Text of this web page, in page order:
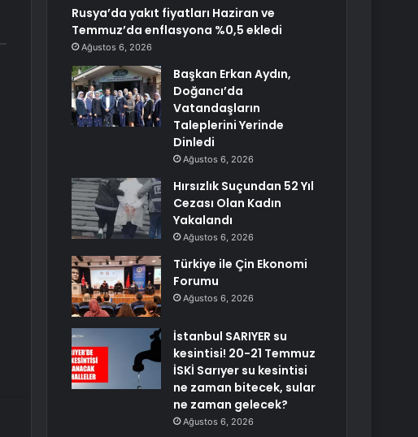
Rusya’da yakıt fiyatları Haziran ve
Temmuz’da enflasyona %0,5 ekledi
Ağustos 6, 2026
Başkan Erkan Aydın,
Doğancı’da
Vatandaşların
Taleplerini Yerinde
Dinledi
Ağustos 6, 2026
Hırsızlık Suçundan 52 Yıl
Cezası Olan Kadın
Yakalandı
Ağustos 6, 2026
Türkiye ile Çin Ekonomi
Forumu
Ağustos 6, 2026
İstanbul SARIYER su
kesintisi! 20-21 Temmuz
İSKİ Sarıyer su kesintisi
ne zaman bitecek, sular
ne zaman gelecek?
Ağustos 6, 2026